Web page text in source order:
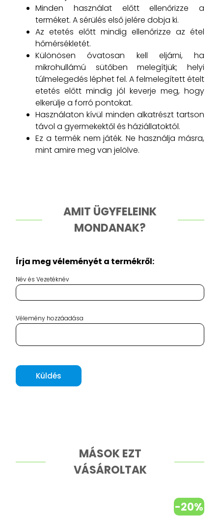
Minden használat előtt ellenőrizze a
terméket. A sérülés első jelére dobja ki.
Az etetés előtt mindig ellenőrizze az étel
hőmérsékletét.
Különösen óvatosan kell eljárni, ha
mikrohullámú sütőben melegítjük; helyi
túlmelegedés léphet fel. A felmelegített ételt
etetés előtt mindig jól keverje meg, hogy
elkerülje a forró pontokat.
Használaton kívül minden alkatrészt tartson
távol a gyermekektől és háziállatoktól.
Ez a termék nem játék. Ne használja másra,
mint amire meg van jelölve.
AMIT ÜGYFELEINK
MONDANAK?
Írja meg véleményét a termékről:
Név és Vezetéknév
Vélemény hozzáadása
Küldés
MÁSOK EZT
VÁSÁROLTAK
-20%